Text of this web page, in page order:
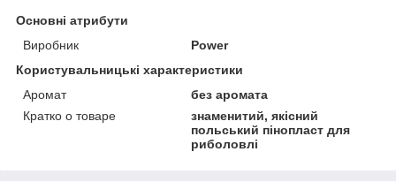
Основні атрибути
Виробник
Power
Користувальницькі характеристики
Аромат
без аромата
Кратко о товаре
знаменитий, якісний
польський пінопласт для
риболовлі